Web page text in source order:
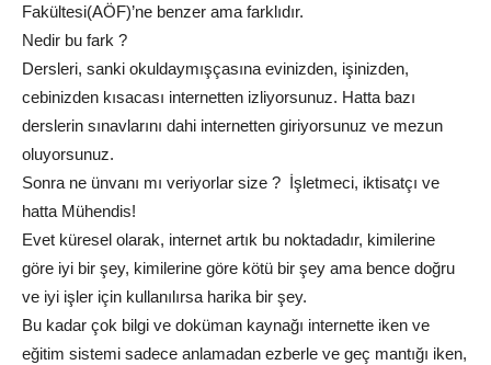
Fakültesi(AÖF)’ne benzer ama farklıdır.
Nedir bu fark ?
Dersleri, sanki okuldaymışçasına evinizden, işinizden,
cebinizden kısacası internetten izliyorsunuz. Hatta bazı
derslerin sınavlarını dahi internetten giriyorsunuz ve mezun
oluyorsunuz.
Sonra ne ünvanı mı veriyorlar size ? İşletmeci, iktisatçı ve
hatta Mühendis!
Evet küresel olarak, internet artık bu noktadadır, kimilerine
göre iyi bir şey, kimilerine göre kötü bir şey ama bence doğru
ve iyi işler için kullanılırsa harika bir şey.
Bu kadar çok bilgi ve doküman kaynağı internette iken ve
eğitim sistemi sadece anlamadan ezberle ve geç mantığı iken,